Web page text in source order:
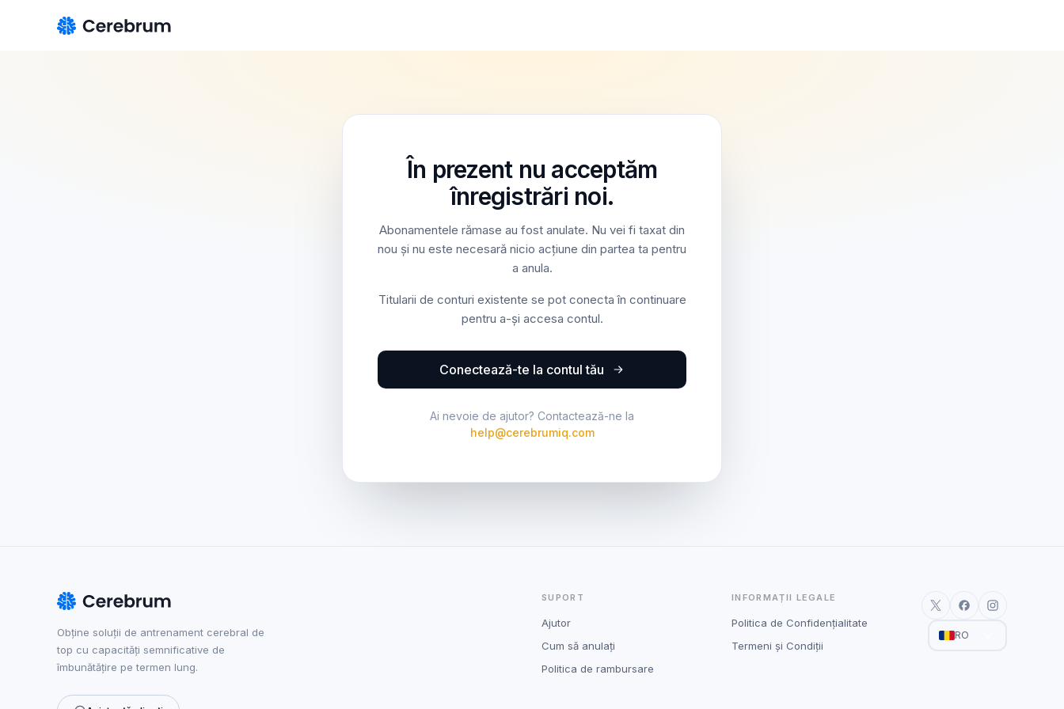
În prezent nu acceptăm
înregistrări noi.
Abonamentele rămase au fost anulate. Nu vei fi taxat din
nou și nu este necesară nicio acțiune din partea ta pentru
a anula.
Titularii de conturi existente se pot conecta în continuare
pentru a-și accesa contul.
Conectează-te la contul tău
Ai nevoie de ajutor? Contactează-ne la
help@cerebrumiq.com
Obține soluții de antrenament cerebral de
top cu capacități semnificative de
îmbunătățire pe termen lung.
SUPORT
Ajutor
Cum să anulați
Politica de rambursare
INFORMAȚII LEGALE
Politica de Confidențialitate
Termeni și Condiții
RO